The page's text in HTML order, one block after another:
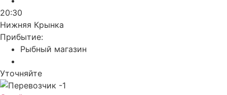
20:30
Нижняя Крынка
Прибытие:
Рыбный магазин
Уточняйте